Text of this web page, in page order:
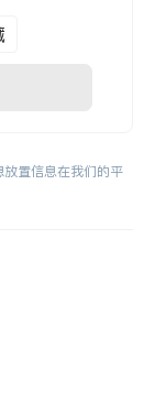
放置信息在我们的平